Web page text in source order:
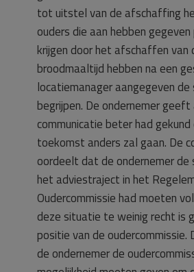
tot uitstel van de afschaffing
ouders die aan hebben
krijgen door het afschaffen van
broodmaaltijd hebben na een
locatiemanager aangegeven
begrijpen. De ondernemer
communicatie beter had
toekomst anders zal gaan. De
oordeelt dat de ondernemer de
het adviestraject in het
Oudercommissie had moeten
deze situatie te weinig recht is
positie van de oudercommissie.
de ondernemer de